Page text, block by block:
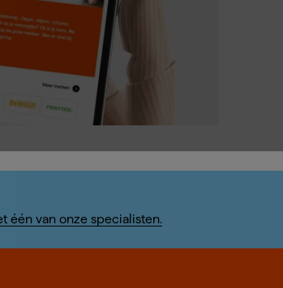
één van onze specialisten.